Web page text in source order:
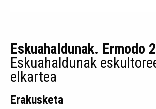
Eskuahaldunak. Ermodo
Eskuahaldunak
elkartea
Erakusketa